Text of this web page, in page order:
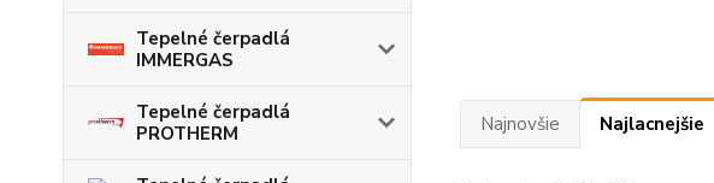
Tepelné čerpadlá
IMMERGAS
Tepelné čerpadlá
PROTHERM
Najnovšie Najlacnejšie